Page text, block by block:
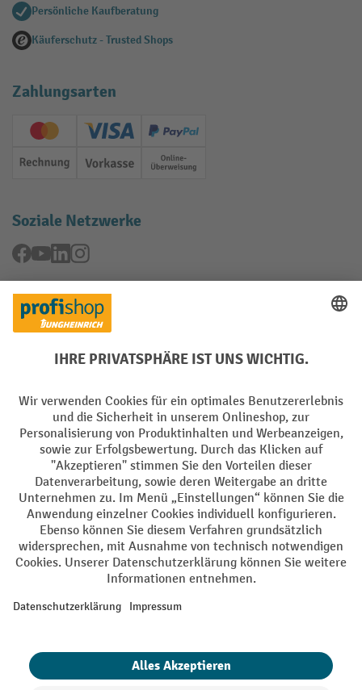
Persönliche Kaufberatung
Käuferschutz - Trusted Shops
Zahlungsarten
Creditcard (Master)Creditcard (Visa)
PayPal
Rechnung Vorkasse Online-Überweisung
Soziale Netzwerke
Facebook
YouTubeLinkedInInstagram
Rücknahme-Services
Elektrogeräte Rückname
Batterie Rückname
AGB Impressum Datenschutz
Barrierefreiheit Grounding Page Privacy Settings
Alle Preise exkl. gesetzl. Mehrwertsteuer zzgl.Versandkosten und ggf.
Nachnahmegebühren, wenn nicht anders angegeben.
¹ Der Rabatt gilt so lange der Vorrat reicht. Der Rabatt gilt nicht auf
Erstregistrierung für den Newsletter gewährt. Der Gutschein ist 10
Tage gültig und kann ab einem Netto-Bestellwert von 250,- € online